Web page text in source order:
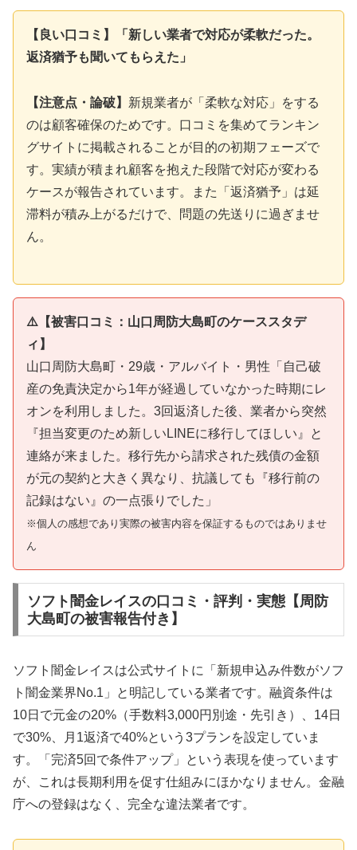
【良い口コミ】「新しい業者で対応が柔軟だった。
返済猶予も聞いてもらえた」
【注意点・論破】 新規業者が「柔軟な対応」をする
のは顧客確保のためです。口コミを集めてランキン
グサイトに掲載されることが目的の初期フェーズで
す。実績が積まれ顧客を抱えた段階で対応が変わる
ケースが報告されています。また「返済猶予」は延
滞料が積み上がるだけで、問題の先送りに過ぎませ
ん。
⚠️【被害口コミ：山口周防大島町のケーススタデ
ィ】
山口周防大島町・29歳・アルバイト・男性「自己破
産の免責決定から1年が経過していなかった時期にレ
オンを利用しました。3回返済した後、業者から突然
『担当変更のため新しいLINEに移行してほしい』と
連絡が来ました。移行先から請求された残債の金額
が元の契約と大きく異なり、抗議しても『移行前の
記録はない』の一点張りでした」
※個人の感想であり実際の被害内容を保証するものではありませ
ん
ソフト闇金レイスの口コミ・評判・実態【周防
大島町の被害報告付き】
ソフト闇金レイスは公式サイトに「新規申込み件数がソフ
ト闇金業界No.1」と明記している業者です。融資条件は
10日で元金の20%（手数料3,000円別途・先引き）、14日
で30%、月1返済で40%という3プランを設定していま
す。「完済5回で条件アップ」という表現を使っています
が、これは長期利用を促す仕組みにほかなりません。金融
庁への登録はなく、完全な違法業者です。